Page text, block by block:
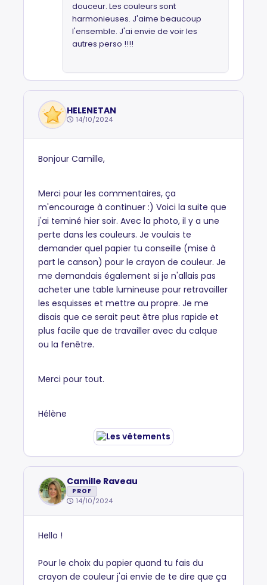
douceur. Les couleurs sont
harmonieuses. J'aime beaucoup
l'ensemble. J'ai envie de voir les
autres perso !!!!
HELENETAN
14/10/2024
Bonjour Camille,
Merci pour les commentaires, ça
m'encourage à continuer :) Voici la suite que
j'ai teminé hier soir. Avec la photo, il y a une
perte dans les couleurs. Je voulais te
demander quel papier tu conseille (mise à
part le canson) pour le crayon de couleur. Je
me demandais également si je n'allais pas
acheter une table lumineuse pour retravailler
les esquisses et mettre au propre. Je me
disais que ce serait peut être plus rapide et
plus facile que de travailler avec du calque
ou la fenêtre.
Merci pour tout.
Hélène
Camille Raveau
PROF
14/10/2024
Hello !
Pour le choix du papier quand tu fais du
crayon de couleur j'ai envie de te dire que ça